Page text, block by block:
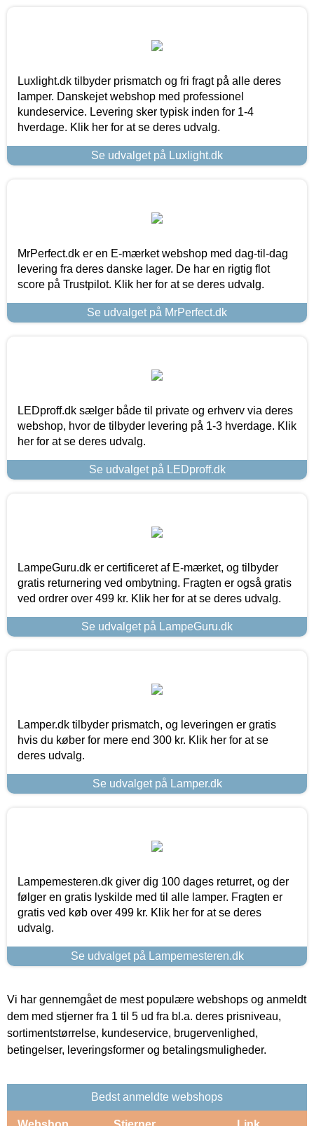
Luxlight.dk tilbyder prismatch og fri fragt på alle deres
lamper. Danskejet webshop med professionel
kundeservice. Levering sker typisk inden for 1-4
hverdage. Klik her for at se deres udvalg.
Se udvalget på Luxlight.dk
MrPerfect.dk er en E-mærket webshop med dag-til-dag
levering fra deres danske lager. De har en rigtig flot
score på Trustpilot. Klik her for at se deres udvalg.
Se udvalget på MrPerfect.dk
LEDproff.dk sælger både til private og erhverv via deres
webshop, hvor de tilbyder levering på 1-3 hverdage. Klik
her for at se deres udvalg.
Se udvalget på LEDproff.dk
LampeGuru.dk er certificeret af E-mærket, og tilbyder
gratis returnering ved ombytning. Fragten er også gratis
ved ordrer over 499 kr. Klik her for at se deres udvalg.
Se udvalget på LampeGuru.dk
Lamper.dk tilbyder prismatch, og leveringen er gratis
hvis du køber for mere end 300 kr. Klik her for at se
deres udvalg.
Se udvalget på Lamper.dk
Lampemesteren.dk giver dig 100 dages returret, og der
følger en gratis lyskilde med til alle lamper. Fragten er
gratis ved køb over 499 kr. Klik her for at se deres
udvalg.
Se udvalget på Lampemesteren.dk
Vi har gennemgået de mest populære webshops og anmeldt
dem med stjerner fra 1 til 5 ud fra bl.a. deres prisniveau,
sortimentstørrelse, kundeservice, brugervenlighed,
betingelser, leveringsformer og betalingsmuligheder.
Bedst anmeldte webshops